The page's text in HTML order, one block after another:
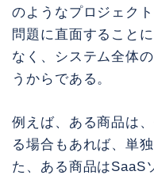
のようなプロジェク
問題に直面すること
なく、システム全体
うからである。
例えば、ある商品は
る場合もあれば、単
た、ある商品はSaaS